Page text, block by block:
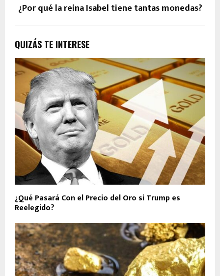
¿Por qué la reina Isabel tiene tantas monedas?
QUIZÁS TE INTERESE
¿Qué Pasará Con el Precio del Oro si Trump es
Reelegido?